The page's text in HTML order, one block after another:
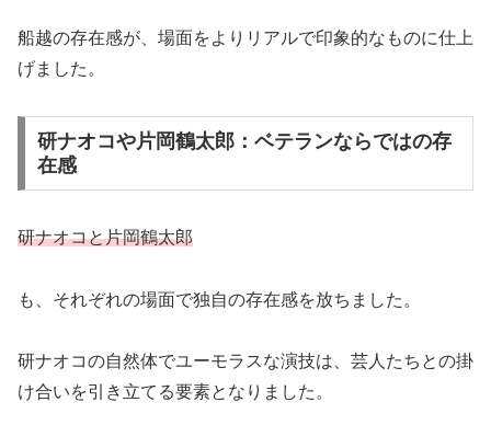
船越の存在感が、場面をよりリアルで印象的なものに仕上
げました。
研ナオコや片岡鶴太郎：ベテランならではの存
在感
研ナオコと片岡鶴太郎
も、それぞれの場面で独自の存在感を放ちました。
研ナオコの自然体でユーモラスな演技は、芸人たちとの掛
け合いを引き立てる要素となりました。